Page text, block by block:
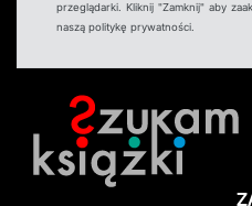
przeglądarki. Kliknij "Zamknij" aby
naszą politykę prywatności.